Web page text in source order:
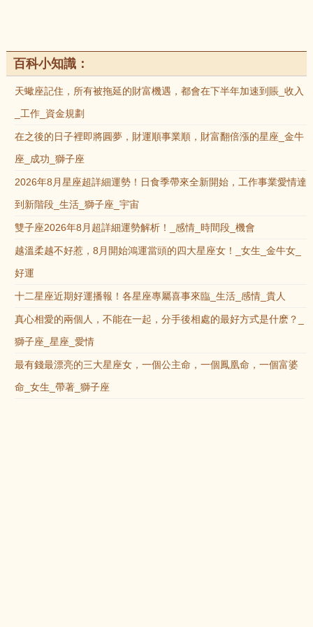
百科小知識：
天蠍座記住，所有被拖延的財富機遇，都會在下半年加速到賬_收入
_工作_資金規劃
在之後的日子裡即將圓夢，財運順事業順，財富翻倍漲的星座_金牛
座_成功_獅子座
2026年8月星座超詳細運勢！日食季帶來全新開始，工作事業愛情達
到新階段_生活_獅子座_宇宙
雙子座2026年8月超詳細運勢解析！_感情_時間段_機會
越溫柔越不好惹，8月開始鴻運當頭的四大星座女！_女生_金牛女_
好運
十二星座近期好運播報！各星座專屬喜事來臨_生活_感情_貴人
真心相愛的兩個人，不能在一起，分手後相處的最好方式是什麽？_
獅子座_星座_愛情
最有錢最漂亮的三大星座女，一個公主命，一個鳳凰命，一個富婆
命_女生_帶著_獅子座